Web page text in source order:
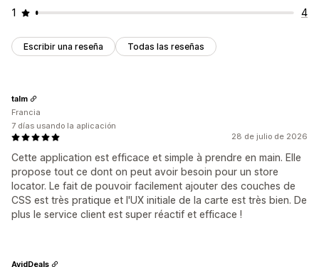
1
4
Escribir una reseña Todas las reseñas
28 de julio de 2026
Cette application est efficace et simple à prendre en main. Elle
propose tout ce dont on peut avoir besoin pour un store
locator. Le fait de pouvoir facilement ajouter des couches de
CSS est très pratique et l'UX initiale de la carte est très bien. De
plus le service client est super réactif et efficace !
talm
Francia
7 días usando la aplicación
AvidDeals